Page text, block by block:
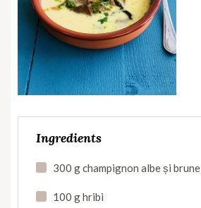
Ingredients
300 g champignon albe și brune
100 g hribi